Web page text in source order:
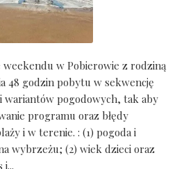
weekendu w Pobierowie z rodziną
48 godzin pobytu w sekwencję
pogodowych, tak aby
programu oraz błędy
i w terenie. : (1) pogoda i
wybrzeżu; (2) wiek dzieci oraz
i...